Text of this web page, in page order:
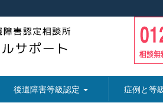
後遺障害等級認定 症例と等